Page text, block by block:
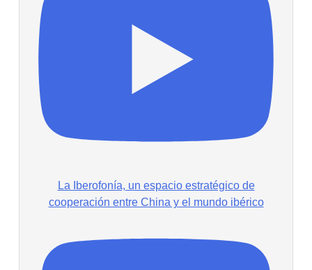
La Iberofonía, un espacio estratégico de
cooperación entre China y el mundo ibérico